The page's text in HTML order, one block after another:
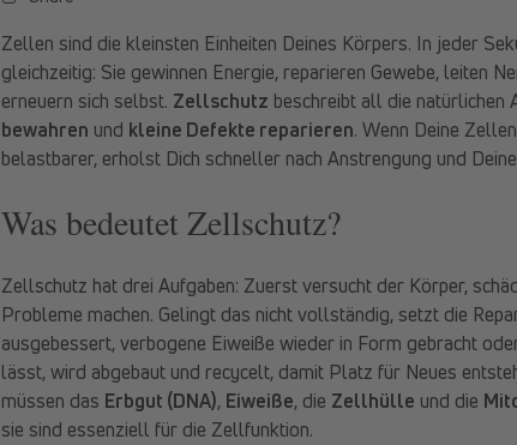
Zellen sind die kleinsten Einheiten Deines Körpers. In jeder
gleichzeitig: Sie gewinnen Energie, reparieren Gewebe, leiten
erneuern sich selbst. Zellschutz beschreibt all die natürlichen
bewahren und kleine Defekte reparieren. Wenn Deine
belastbarer, erholst Dich schneller nach Anstrengung und
Was bedeutet Zellschutz?
Zellschutz hat drei Aufgaben: Zuerst versucht der Körper,
Probleme machen. Gelingt das nicht vollständig, setzt die
ausgebessert, verbogene Eiweiße wieder in Form gebracht
lässt, wird abgebaut und recycelt, damit Platz für Neues
müssen das Erbgut (DNA), Eiweiße, die Zellhülle und die
sie sind essenziell für die Zellfunktion.